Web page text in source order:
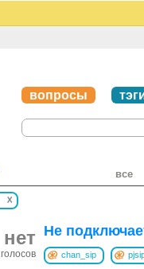
вопросы
все
x
нет
голосов
Не
chan_sip